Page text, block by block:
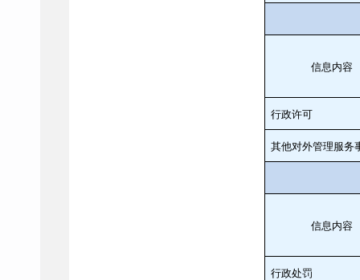
信息内容
行政许可
其他对外管理服务
信息内容
行政处罚